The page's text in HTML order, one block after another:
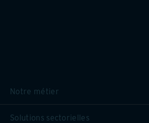
Notre métier
Solutions sectorielles